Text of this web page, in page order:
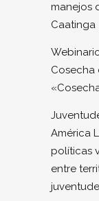
manejos
Caatinga
Cosecha
América
políticas
entre